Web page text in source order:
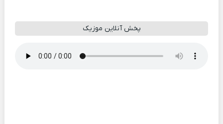
پخش آنلاین موزیک